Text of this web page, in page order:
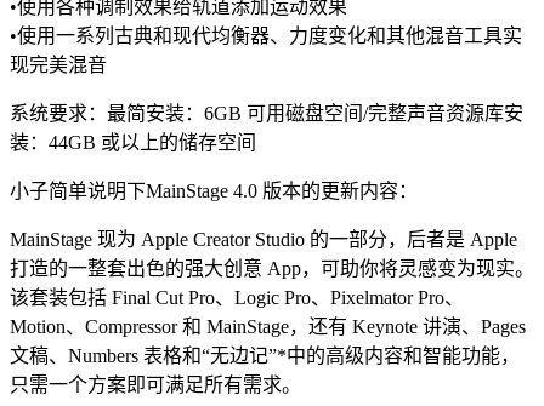
•使用各种调制效果给轨道添加运动效果
•使用一系列古典和现代均衡器、力度变化和其他混音工具实
现完美混音
系统要求：最简安装：6GB 可用磁盘空间/完整声音资源库安
装：44GB 或以上的储存空间
小子简单说明下MainStage 4.0 版本的更新内容：
MainStage 现为 Apple Creator Studio 的一部分，后者是 Apple
打造的一整套出色的强大创意 App，可助你将灵感变为现实。
该套装包括 Final Cut Pro、Logic Pro、Pixelmator Pro、
Motion、Compressor 和 MainStage，还有 Keynote 讲演、Pages
文稿、Numbers 表格和“无边记”*中的高级内容和智能功能，
只需一个方案即可满足所有需求。